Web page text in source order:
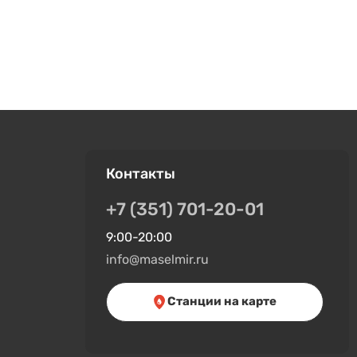
Контакты
+7 (351) 701-20-01
9:00-20:00
info@maselmir.ru
Станции на карте